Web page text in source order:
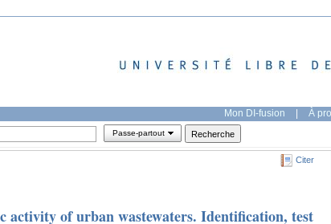
Mon DI-fusion | À
Passe-partout
Citer
activity of urban wastewaters. Identification, test